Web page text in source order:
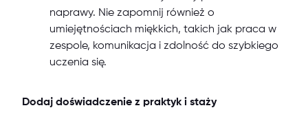
naprawy. Nie zapomnij również o
umiejętnościach miękkich, takich jak praca w
zespole, komunikacja i zdolność do szybkiego
uczenia się.
Dodaj doświadczenie z praktyk i staży